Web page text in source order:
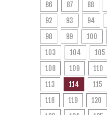
86
87 88
92
93 94
98
99 100
103
104 105
108
109 110
113
114 115
118
119 120